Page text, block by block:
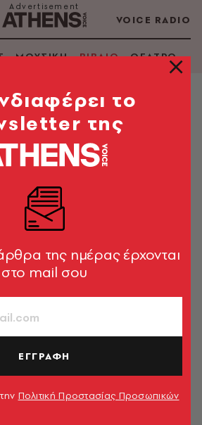
VOICE RADIO
ΜΟΥΣΙΚΗ ΒΙΒΛΙΟ ΘΕΑΤΡΟ -
-
ΒΙΒΛΙΟΥ
το
της
της ημέρας έρχονται
στο mail σου
ΕΓΓΡΑΦΗ
Πολιτική Προστασίας Προσωπικών